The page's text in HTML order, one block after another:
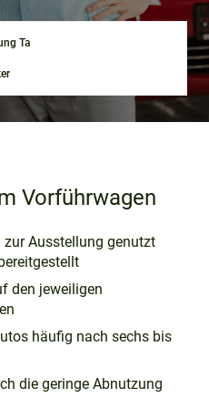
Ta
Vorführwagen
Ausstellung genutzt
den jeweiligen
häufig nach sechs bis
die geringe Abnutzung